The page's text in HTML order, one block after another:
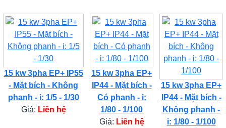
15 kw 3pha EP+ IP55
- Mặt bích - Không
phanh - i: 1/5 - 1/30
Giá: Liên hệ
15 kw 3pha EP+
IP44 - Mặt bích -
Có phanh - i:
1/80 - 1/100
Giá: Liên hệ
15 kw 3pha EP+
IP44 - Mặt bích -
Không phanh -
i: 1/80 - 1/100